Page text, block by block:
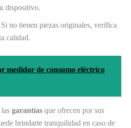
dispositivo.
Si no tienen piezas originales, verifica
calidad.
medidor de consumo eléctrico
garantías que ofrecen por sus
brindarte tranquilidad en caso de